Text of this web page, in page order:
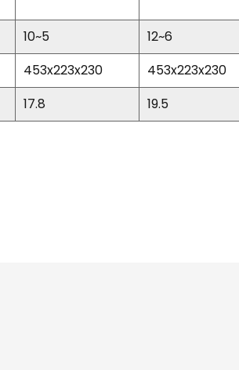
10~5 12~6
453x223x230 453x223x230
17.8 19.5